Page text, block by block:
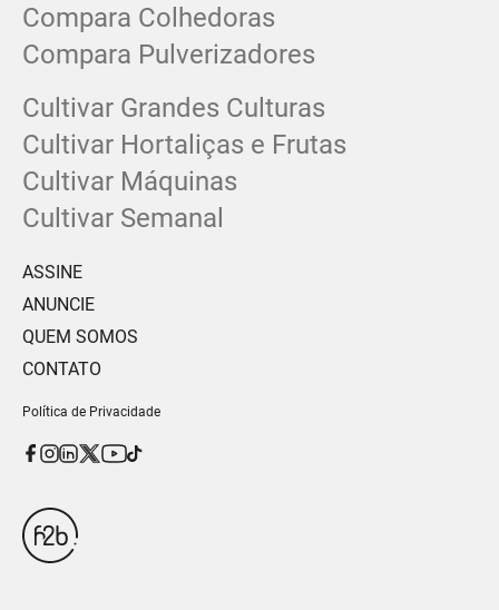
Compara Colhedoras
Compara Pulverizadores
Cultivar Grandes Culturas
Cultivar Hortaliças e Frutas
Cultivar Máquinas
Cultivar Semanal
ASSINE
ANUNCIE
QUEM SOMOS
CONTATO
Política de Privacidade